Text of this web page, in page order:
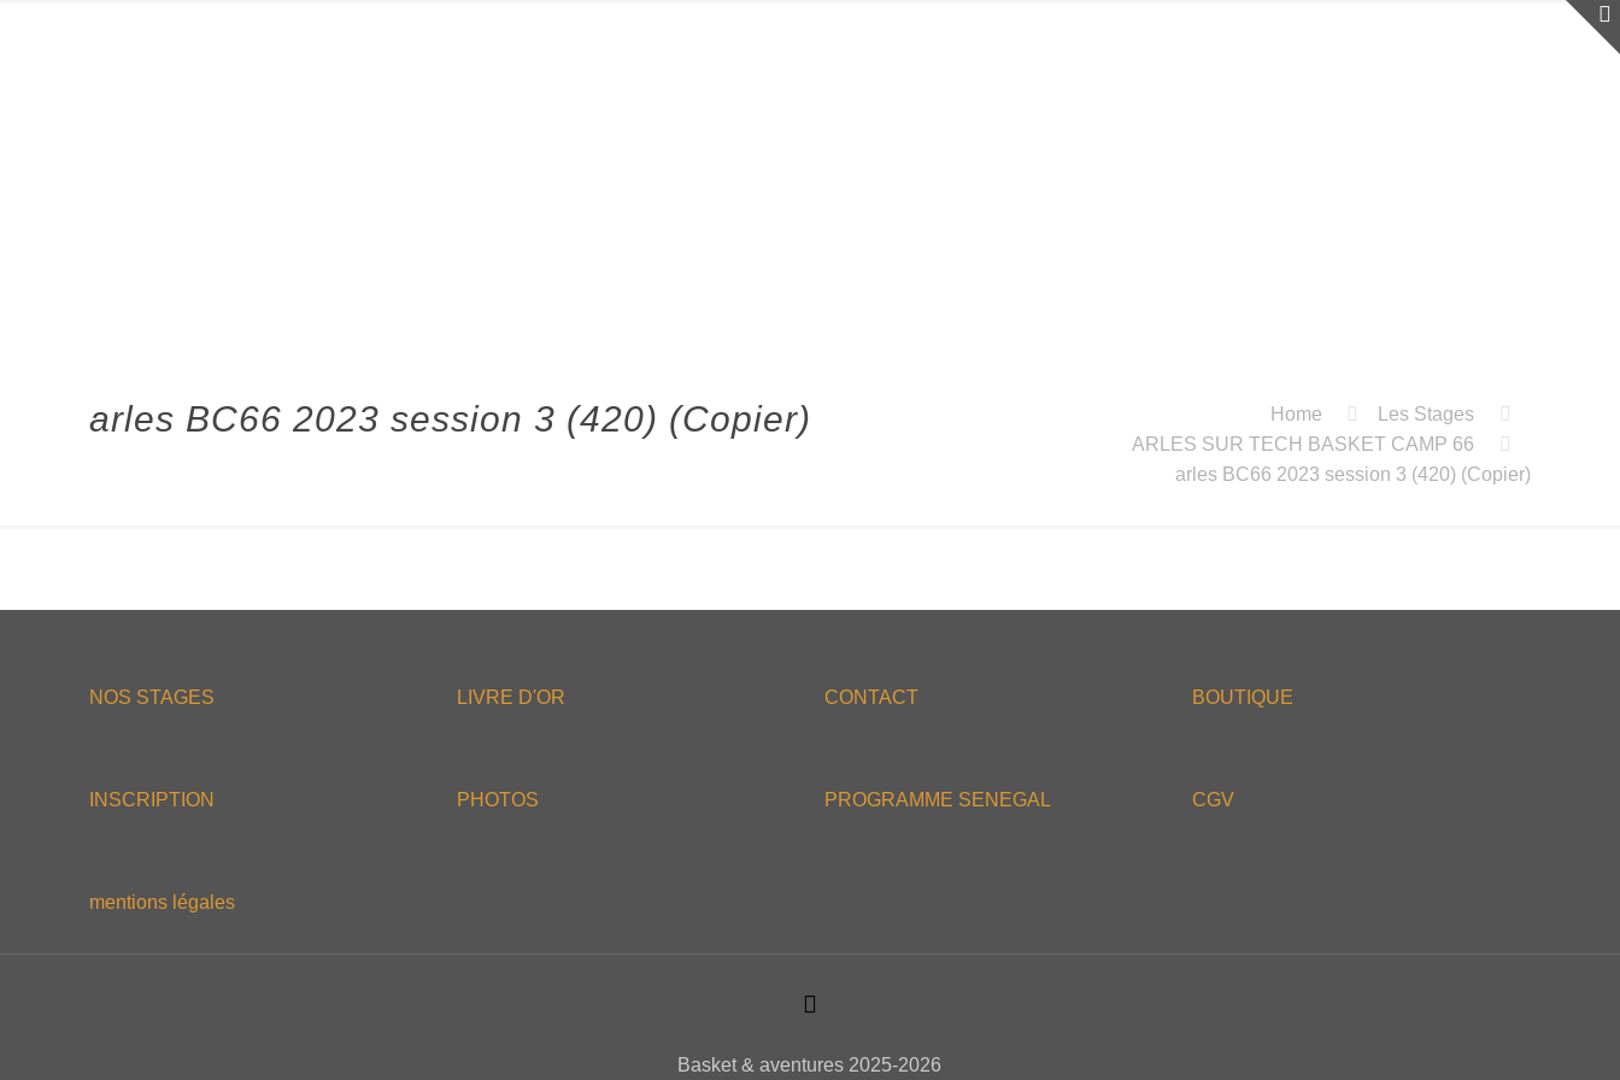
arles BC66 2023 session 3 (420) (Copier) Home
Les Stages
ARLES SUR TECH BASKET CAMP 66
arles BC66 2023 session 3 (420) (Copier)
NOS STAGES
INSCRIPTION
mentions légales
LIVRE D'OR
PHOTOS
CONTACT
PROGRAMME SENEGAL
BOUTIQUE
CGV
Basket & aventures 2025-2026